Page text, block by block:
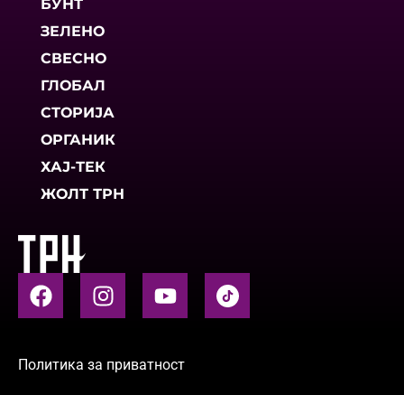
БУНТ
ЗЕЛЕНО
СВЕСНО
ГЛОБАЛ
СТОРИЈА
ОРГАНИК
ХАЈ-ТЕК
ЖОЛТ ТРН
Политика за приватност